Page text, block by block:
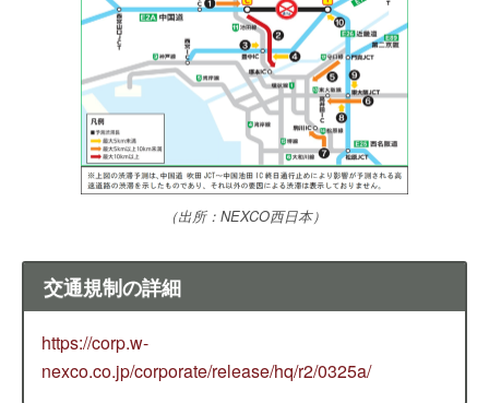
（出所：NEXCO西日本）
交通規制の詳細
https://corp.w-
nexco.co.jp/corporate/release/hq/r2/0325a/